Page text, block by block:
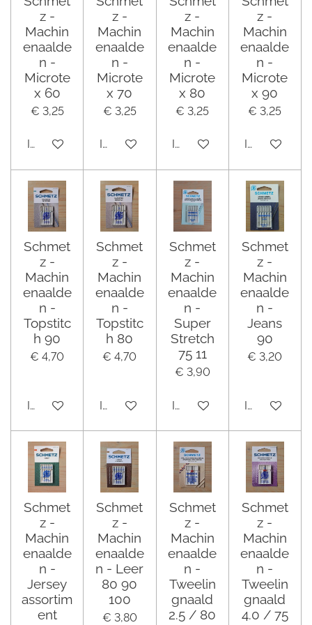
z -
Machin
enaalde
n -
Microte
x 60
€ 3,25
In winkelwagen
z -
Machin
enaalde
n -
Microte
x 70
€ 3,25
In winkelwagen
z -
Machin
enaalde
n -
Microte
x 80
€ 3,25
In winkelwagen
z -
Machin
enaalde
n -
Microte
x 90
€ 3,25
In
Schmet
z -
Machin
enaalde
n -
Topstitc
h 90
€ 4,70
In winkelwagen
Schmet
z -
Machin
enaalde
n -
Topstitc
h 80
€ 4,70
In winkelwagen
Schmet
z -
Machin
enaalde
n -
Super
Stretch
75 11
€ 3,90
In winkelwagen
Schmet
z -
Machin
enaalde
n -
Jeans
90
€ 3,20
In
Schmet
z -
Machin
enaalde
n -
Jersey
assortim
ent
Schmet
z -
Machin
enaalde
n - Leer
80 90
100
€ 3,80
Schmet
z -
Machin
enaalde
n -
Tweelin
gnaald
2.5 / 80
Schmet
z -
Machin
enaalde
n -
Tweelin
gnaald
4.0 / 75